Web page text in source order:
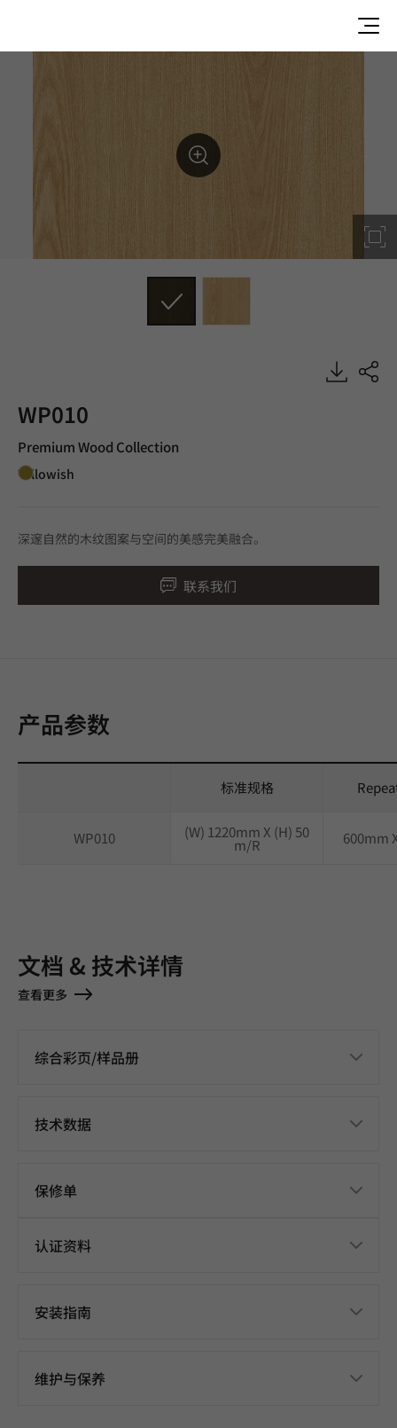
WP010
Premium Wood Collection
Yellowish
深邃自然的木纹图案与空间的美感完美融合。
联系我们
产品参数
标准规格
WP010 (W) 1220mm X (H) 50
m/R 600mm
文档 & 技术详情
查看更多
综合彩页/样品册
技术数据
保修单
认证资料
安装指南
维护与保养